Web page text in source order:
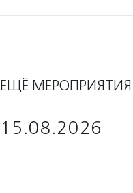
ЕЩЁ МЕРОПРИЯТИЯ
15.08.2026